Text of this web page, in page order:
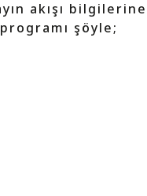
akışı
şöyle;